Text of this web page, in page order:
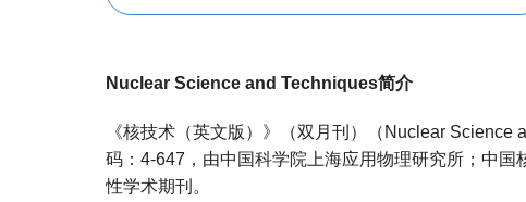
Nuclear Science and Techniques简介
《核技术（英文版）》（双月刊）（Nuclear
码：4-647，由中国科学院上海应用物理研究所；中国
性学术期刊。